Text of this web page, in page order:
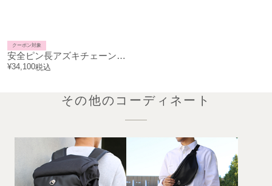
安全ピン長アズキチェーンダイヤモンドブレスレットM-シルバー（燻加工）
クーポン対象
¥34,100税込
その他のコーディネート